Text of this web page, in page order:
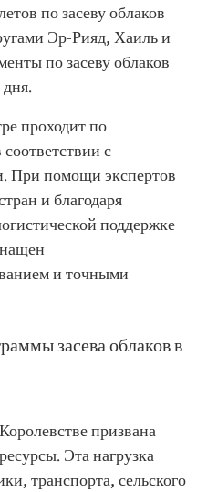
по засеву облаков
Эр-Рияд, Хаиль и
по засеву облаков
дня.
проходит по
с
При помощи экспертов
и благодаря
поддержке
и точными
засева облаков в
призвана
Эта нагрузка
транспорта, сельского